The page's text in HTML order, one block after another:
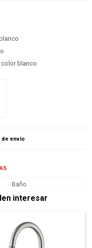
blanco
envío
Baño
interesar